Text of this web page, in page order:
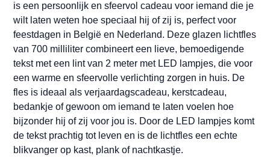
is een persoonlijk en sfeervol cadeau voor iemand die je
wilt laten weten hoe speciaal hij of zij is, perfect voor
feestdagen in België en Nederland. Deze glazen lichtfles
van 700 milliliter combineert een lieve, bemoedigende
tekst met een lint van 2 meter met LED lampjes, die voor
een warme en sfeervolle verlichting zorgen in huis. De
fles is ideaal als verjaardagscadeau, kerstcadeau,
bedankje of gewoon om iemand te laten voelen hoe
bijzonder hij of zij voor jou is. Door de LED lampjes komt
de tekst prachtig tot leven en is de lichtfles een echte
blikvanger op kast, plank of nachtkastje.